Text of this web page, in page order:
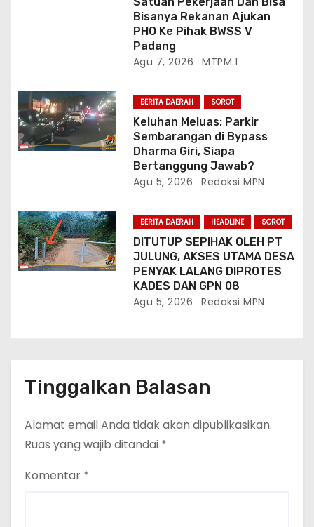
Bisanya Rekanan Ajukan
PHO Ke Pihak BWSS V
Padang
Agu 7, 2026 MTPM.1
BERITA DAERAH SOROT
Keluhan Meluas: Parkir
Sembarangan di Bypass
Dharma Giri, Siapa
Bertanggung Jawab?
Agu 5, 2026 Redaksi MPN
BERITA DAERAH HEADLINE SOROT
DITUTUP SEPIHAK OLEH PT
JULUNG, AKSES UTAMA DESA
PENYAK LALANG DIPROTES
KADES DAN GPN 08
Agu 5, 2026 Redaksi MPN
Tinggalkan Balasan
Alamat email Anda tidak akan dipublikasikan.
Ruas yang wajib ditandai *
Komentar *